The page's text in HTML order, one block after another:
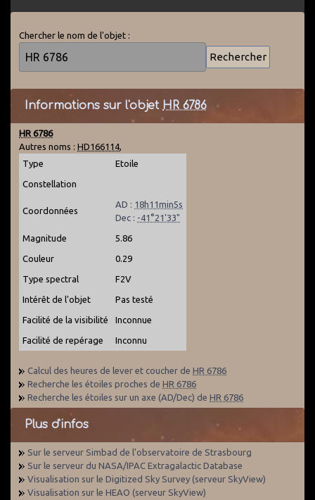
Chercher le nom de l'objet :
Informations sur l'objet HR 6786
HR 6786
Autres noms : HD166114,
Type
Etoile
Constellation
Coordonnées
AD : 18h11min5s
Dec : -41°21'33"
Magnitude 5.86
Couleur 0.29
Type spectral F2V
Intérêt de l'objet Pas testé
Facilité de la visibilité Inconnue
Facilité de repérage Inconnu
Calcul des heures de lever et coucher de HR 6786
Recherche les étoiles proches de HR 6786
Recherche les étoiles sur un axe (AD/Dec) de HR 6786
Plus d'infos
Sur le serveur Simbad de l'observatoire de Strasbourg
Sur le serveur du NASA/IPAC Extragalactic Database
Visualisation sur le Digitized Sky Survey (serveur SkyView)
Visualisation sur le HEAO (serveur SkyView)